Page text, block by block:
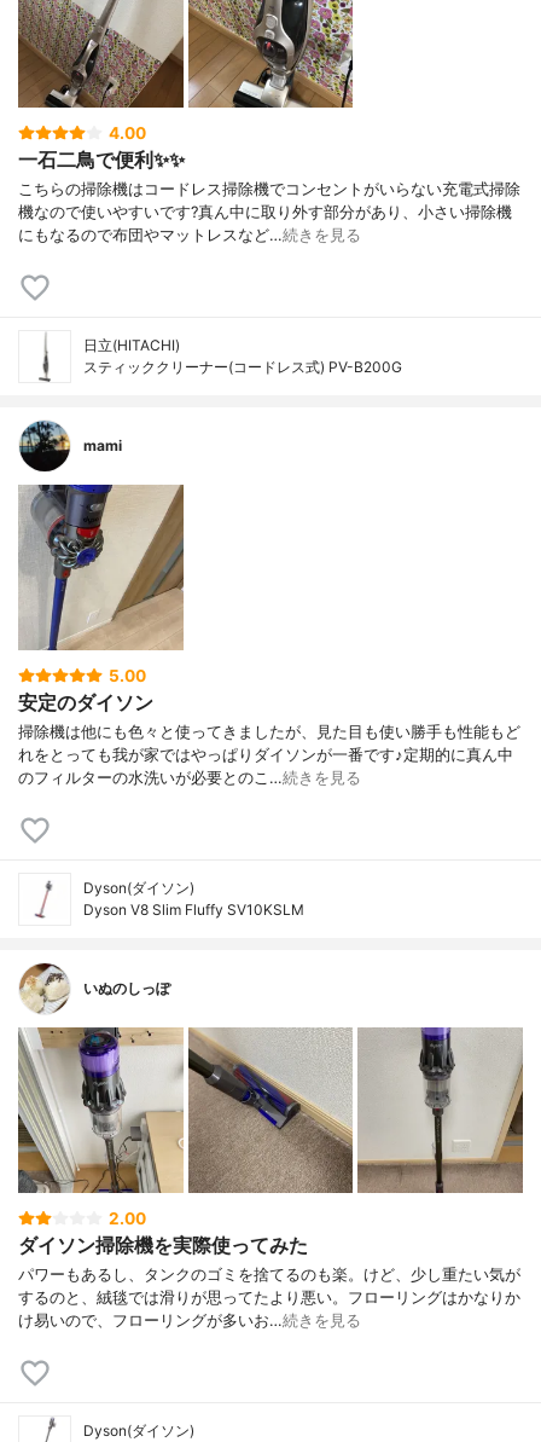
4.00
一石二鳥で便利✨✨
こちらの掃除機はコードレス掃除機でコンセントがいらない充電式掃除
機なので使いやすいです?真ん中に取り外す部分があり、小さい掃除機
にもなるので布団やマットレスなど…続きを見る
日立(HITACHI)
スティッククリーナー(コードレス式) PV-B200G
mami
5.00
安定のダイソン
掃除機は他にも色々と使ってきましたが、見た目も使い勝手も性能もど
れをとっても我が家ではやっぱりダイソンが一番です♪定期的に真ん中
のフィルターの水洗いが必要とのこ…続きを見る
Dyson(ダイソン)
Dyson V8 Slim Fluffy SV10KSLM
いぬのしっぽ
2.00
ダイソン掃除機を実際使ってみた
パワーもあるし、タンクのゴミを捨てるのも楽。けど、少し重たい気が
するのと、絨毯では滑りが思ってたより悪い。フローリングはかなりか
け易いので、フローリングが多いお…続きを見る
Dyson(ダイソン)